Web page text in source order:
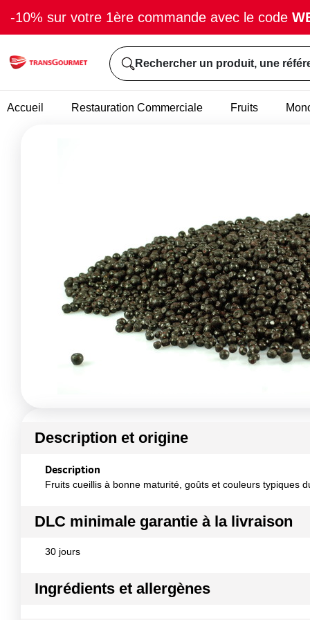
-10% sur votre 1ère commande avec le code
Rechercher un produit, une
Accueil Restauration Commerciale Fruits
Description et origine
Description
Fruits cueillis à bonne maturité, goûts et couleurs typiques
DLC minimale garantie à la livraison
30 jours
Ingrédients et allergènes